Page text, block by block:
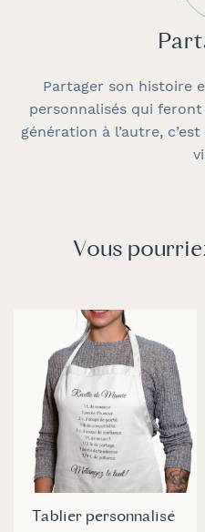
Partager son histoire
personnalisés qui feront
génération à l’autre,
Vous
Tablier personnalisé